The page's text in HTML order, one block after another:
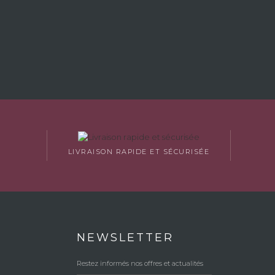
LIVRAISON RAPIDE ET SÉCURISÉE
NEWSLETTER
Restez informés nos offres et actualités